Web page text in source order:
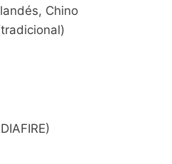
Chino